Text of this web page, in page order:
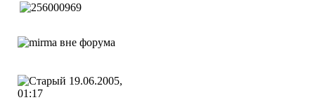
19.06.2005,
01:17